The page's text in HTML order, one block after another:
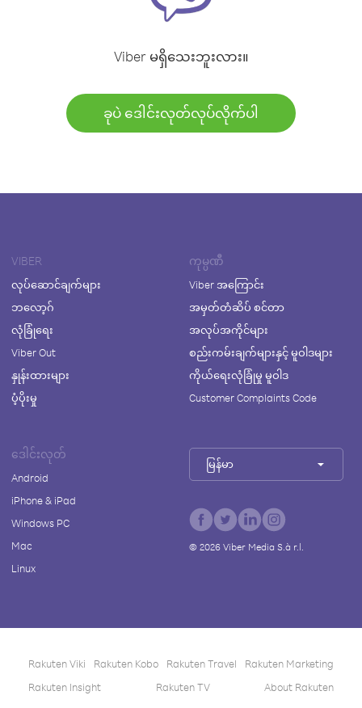
Viber မရှိသေးဘူးလား။
ခုပဲ ဒေါင်းလုတ်လုပ်လိုက်ပါ
VIBER
လုပ်ဆောင်ချက်များ
ဘလော့ဂ်
လုံခြုံရေး
Viber Out
နှုန်းထားများ
ပံ့ပိုးမှု
ကုမ္ပဏီ
Viber အကြောင်း
အမှတ်တံဆိပ် စင်တာ
အလုပ်အကိုင်များ
စည်းကမ်းချက်များနှင့် မူဝါဒများ
ကိုယ်ရေးလုံခြုံမှု မူဝါဒ
Customer Complaints Code
ဒေါင်းလုတ်
Android
iPhone & iPad
Windows PC
Mac
Linux
မြန်မာ
© 2026Viber Media S.à r.l.
Rakuten Viki Rakuten Kobo Rakuten Travel
Rakuten Marketing
Rakuten Insight
Rakuten TV About Rakuten